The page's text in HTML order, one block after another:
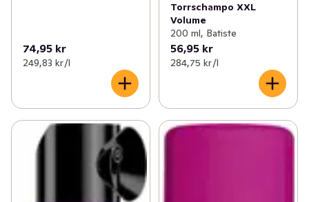
74,95 kr
249,83 kr /l
Torrschampo XXL
Volume
200 ml, Batiste
56,95 kr
284,75 kr /l